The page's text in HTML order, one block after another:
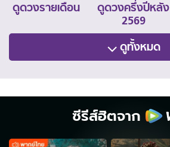
ดูดวงรายเดือน
ดูดวงครึ่งปีหลัง
2569
ดูทั้งหมด
ซีรีส์ฮิตจาก